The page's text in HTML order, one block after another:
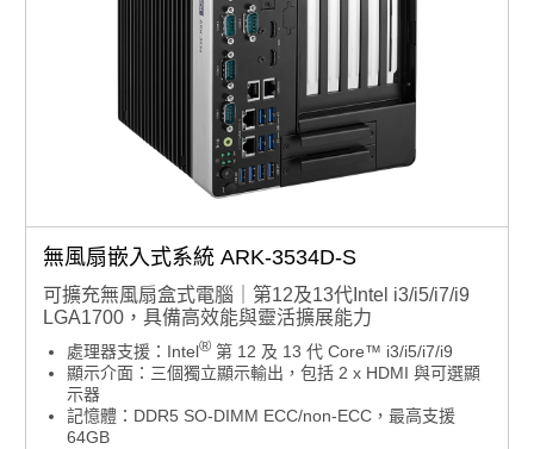
無風扇嵌入式系統 ARK-3534D-S
可擴充無風扇盒式電腦｜第12及13代Intel i3/i5/i7/i9
LGA1700，具備高效能與靈活擴展能力
處理器支援：Intel® 第 12 及 13 代 Core™ i3/i5/i7/i9
顯示介面：三個獨立顯示輸出，包括 2 x HDMI 與可選顯
示器
記憶體：DDR5 SO-DIMM ECC/non-ECC，最高支援
64GB